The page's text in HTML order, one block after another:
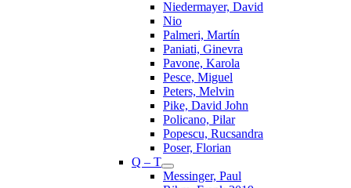
Niedermayer, David
Nio
Palmeri, Martín
Paniati, Ginevra
Pavone, Karola
Pesce, Miguel
Peters, Melvin
Pike, David John
Policano, Pilar
Popescu, Rucsandra
Poser, Florian
Q – T
Messinger, Paul